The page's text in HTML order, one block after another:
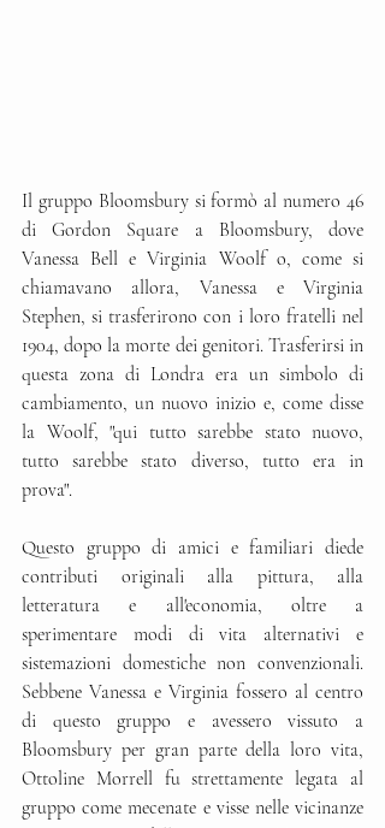
Il gruppo Bloomsbury si formò al numero 46
di Gordon Square a Bloomsbury, dove
Vanessa Bell e Virginia Woolf o, come si
chiamavano allora, Vanessa e Virginia
Stephen, si trasferirono con i loro fratelli nel
1904, dopo la morte dei genitori. Trasferirsi in
questa zona di Londra era un simbolo di
cambiamento, un nuovo inizio e, come disse
la Woolf, "qui tutto sarebbe stato nuovo,
tutto sarebbe stato diverso, tutto era in
prova".
Questo gruppo di amici e familiari diede
contributi originali alla pittura, alla
letteratura e all'economia, oltre a
sperimentare modi di vita alternativi e
sistemazioni domestiche non convenzionali.
Sebbene Vanessa e Virginia fossero al centro
di questo gruppo e avessero vissuto a
Bloomsbury per gran parte della loro vita,
Ottoline Morrell fu strettamente legata al
gruppo come mecenate e visse nelle vicinanze